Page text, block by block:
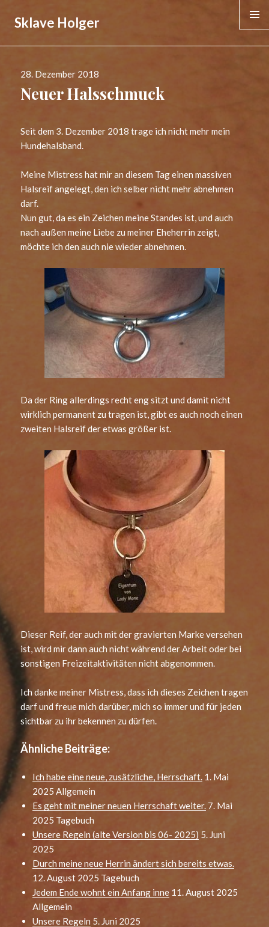
Sklave Holger
Veröffentlicht
am
28. Dezember 2018
Neuer Halsschmuck
Seit dem 3. Dezember 2018 trage ich nicht mehr mein
Hundehalsband.
Meine Mistress hat mir an diesem Tag einen massiven
Halsreif angelegt, den ich selber nicht mehr abnehmen
darf.
Nun gut, da es ein Zeichen meine Standes ist, und auch
nach außen meine Liebe zu meiner Eheherrin zeigt,
möchte ich den auch nie wieder abnehmen.
Da der Ring allerdings recht eng sitzt und damit nicht
wirklich permanent zu tragen ist, gibt es auch noch einen
zweiten Halsreif der etwas größer ist.
Dieser Reif, der auch mit der gravierten Marke versehen
ist, wird mir dann auch nicht während der Arbeit oder bei
sonstigen Freizeitaktivitäten nicht abgenommen.
Ich danke meiner Mistress, dass ich dieses Zeichen tragen
darf und freue mich darüber, mich so immer und für jeden
sichtbar zu ihr bekennen zu dürfen.
Ähnliche Beiträge:
Ich habe eine neue, zusätzliche, Herrschaft. 1. Mai
2025 Allgemein
Es geht mit meiner neuen Herrschaft weiter. 7. Mai
2025 Tagebuch
Unsere Regeln (alte Version bis 06- 2025) 5. Juni
2025
Durch meine neue Herrin ändert sich bereits etwas.
12. August 2025 Tagebuch
Jedem Ende wohnt ein Anfang inne 11. August 2025
Allgemein
Unsere Regeln 5. Juni 2025